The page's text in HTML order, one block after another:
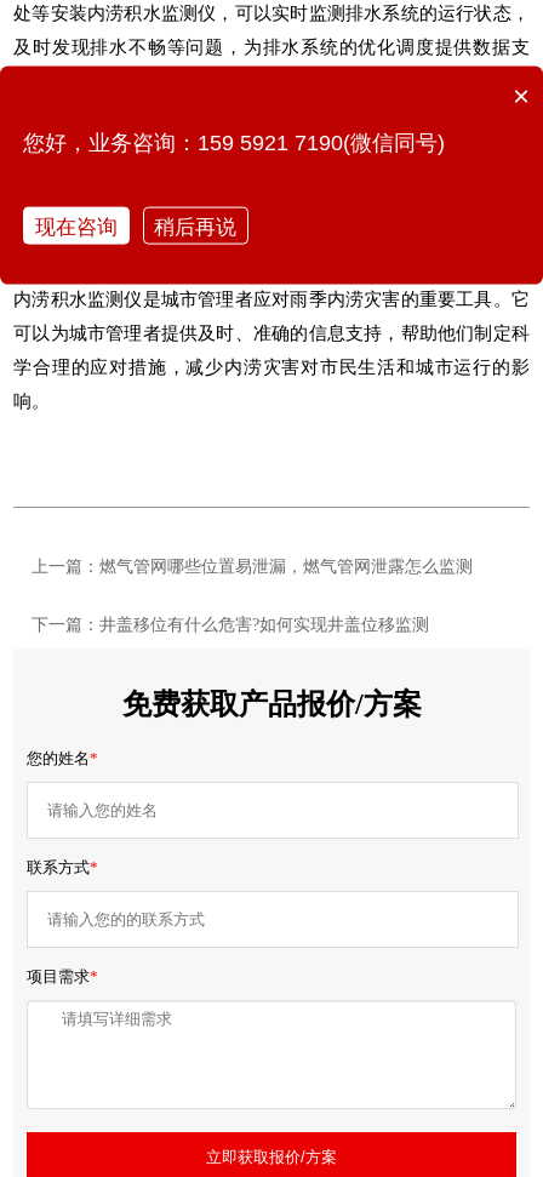
处等安装内涝积水监测仪，可以实时监测排水系统的运行状态，
及时发现排水不畅等问题，为排水系统的优化调度提供数据支
3、交通要到：交通要道是城市生命线，一旦发生内涝将对城市
仪，可以实时监测道路积水情况，为交通管制和疏导提供科学依
据，确保城市交通的畅通无阻。
内涝积水监测仪是城市管理者应对雨季内涝灾害的重要工具。它
可以为城市管理者提供及时、准确的信息支持，帮助他们制定科
学合理的应对措施，减少内涝灾害对市民生活和城市运行的影
响。
上一篇：燃气管网哪些位置易泄漏，燃气管网泄露怎么监测
下一篇：井盖移位有什么危害?如何实现井盖位移监测
免费获取产品报价/方案
您的姓名*
联系方式*
项目需求*
立即获取报价/方案
×
您好，业务咨询：159 5921 7190(微信同号)
现在咨询 稍后再说